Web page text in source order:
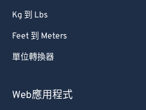
Kg 到 Lbs
Feet 到 Meters
單位轉換器
Web應用程式